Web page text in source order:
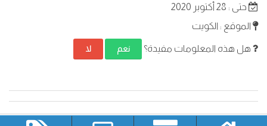
حتى : 28 أكتوبر 2020
الموقع : الكويت
هل هذه المعلومات مفيدة؟ نعم لا